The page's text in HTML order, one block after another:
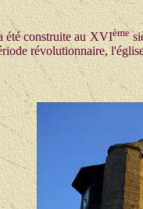
été construite au XVIème
révolutionnaire,